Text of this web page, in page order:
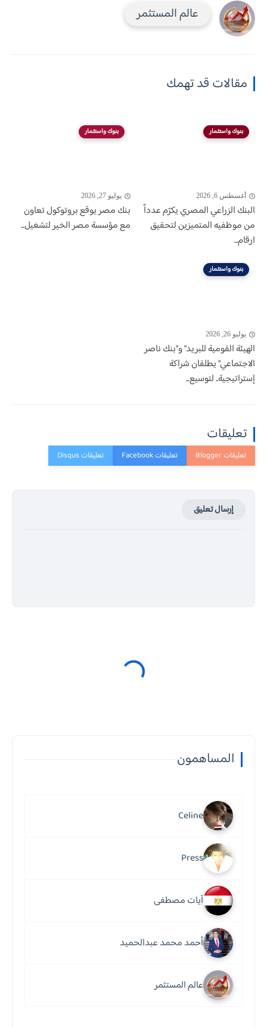
عالم المستثمر
مقالات قد تهمك
بنوك واستثمار
أغسطس 6, 2026
البنك الزراعي المصري يكرّم عدداً
من موظفيه المتميزين لتحقيق
ارقام...
بنوك واستثمار
يوليو 27, 2026
بنك مصر يوقع بروتوكول تعاون
مع مؤسسة مصر الخير لتشغيل...
بنوك واستثمار
يوليو 26, 2026
الهيئة القومية للبريد" و"بنك ناصر
الاجتماعي" يطلقان شراكة
إستراتيجية.. لتوسيع...
تعليقات
إرسال تعليق
المساهمون
Celine
Press
آيات مصطفى
أحمد محمد عبدالحميد
عالم المستثمر